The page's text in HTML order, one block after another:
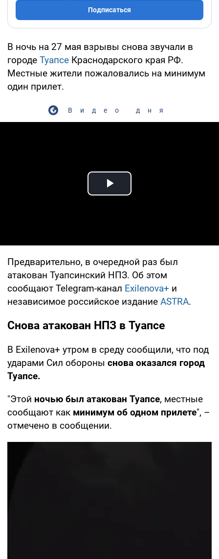
Подписаться
В ночь на 27 мая взрывы снова звучали в
городе Туапсе Краснодарского края РФ.
Местные жители пожаловались на минимум
один прилет.
Видео дня
Play Video
Предварительно, в очередной раз был
атакован Туапсинский НПЗ. Об этом
сообщают Telegram-канал Exilenova+ и
независимое российское издание ASTRA.
Снова атакован НПЗ в Туапсе
В Exilenova+ утром в среду сообщили, что под
ударами Сил обороны снова оказался город
Туапсе.
"Этой ночью был атакован Туапсе, местные
сообщают как минимум об одном прилете", –
отмечено в сообщении.